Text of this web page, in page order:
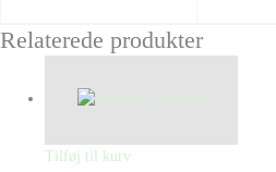
Relaterede produkter
Tilføj til kurv